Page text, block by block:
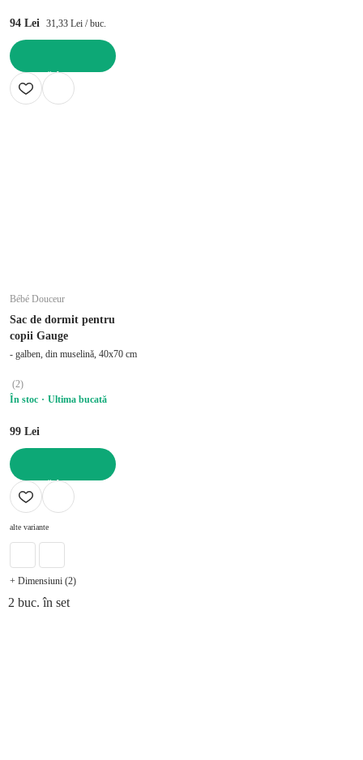
94 Lei 31,33 Lei / buc.
ADAUGĂ ÎN COȘ
Bébé Douceur
Sac de dormit pentru
copii Gauge
- galben, din muselină, 40x70 cm
(2)
În stoc
Ultima bucată
99 Lei
ADAUGĂ ÎN COȘ
alte variante
+ Dimensiuni (2)
2 buc. în set